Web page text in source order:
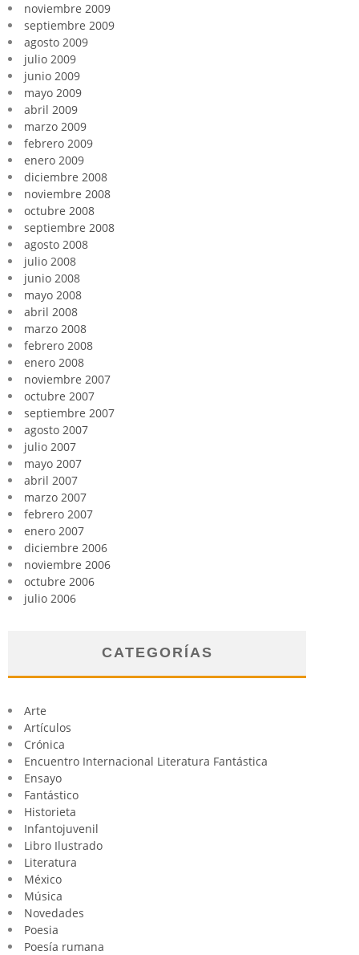
noviembre 2009
septiembre 2009
agosto 2009
julio 2009
junio 2009
mayo 2009
abril 2009
marzo 2009
febrero 2009
enero 2009
diciembre 2008
noviembre 2008
octubre 2008
septiembre 2008
agosto 2008
julio 2008
junio 2008
mayo 2008
abril 2008
marzo 2008
febrero 2008
enero 2008
noviembre 2007
octubre 2007
septiembre 2007
agosto 2007
julio 2007
mayo 2007
abril 2007
marzo 2007
febrero 2007
enero 2007
diciembre 2006
noviembre 2006
octubre 2006
julio 2006
CATEGORÍAS
Arte
Artículos
Crónica
Encuentro Internacional Literatura Fantástica
Ensayo
Fantástico
Historieta
Infantojuvenil
Libro Ilustrado
Literatura
México
Música
Novedades
Poesia
Poesía rumana